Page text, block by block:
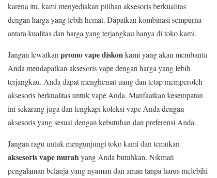
karena itu, kami menyediakan pilihan aksesoris berkualitas
dengan harga yang lebih hemat. Dapatkan kombinasi sempurna
antara kualitas dan harga yang terjangkau hanya di toko kami.
Jangan lewatkan promo vape diskonkami yang akan membantu
Anda mendapatkan aksesoris vape dengan harga yang lebih
terjangkau. Anda dapat menghemat uang dan tetap memperoleh
aksesoris berkualitas untuk vape Anda. Manfaatkan kesempatan
ini sekarang juga dan lengkapi koleksi vape Anda dengan
aksesoris yang sesuai dengan kebutuhan dan preferensi Anda.
Jangan ragu untuk mengunjungi toko kami dan temukan
aksesoris vape murahyang Anda butuhkan. Nikmati
pengalaman belanja yang nyaman dan aman tanpa harus melebihi